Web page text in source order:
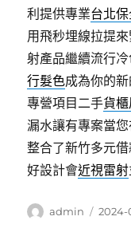
利提供專業台北
用飛秒埋線拉提
射產品繼續流行
行髮色成為你的
專營項目二手貨
漏水讓有專案當
整合了新竹多元
好設計會近視雷射
作
admin
發
2024-